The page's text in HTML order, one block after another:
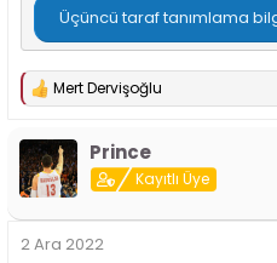
Üçüncü taraf tanımlama
T
p
k
i
l
:
Mert Dervişoğlu
Prince
Kayıtlı Üye
2 Ara 2022